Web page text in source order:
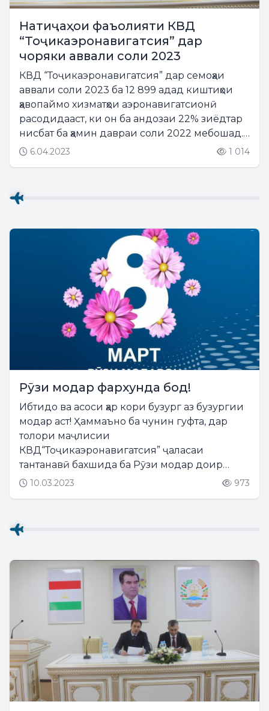
Натиҷаҳои фаъолияти КВД
“Тоҷикаэронавигатсия” дар
чоряки аввали соли 2023
КВД “Тоҷикаэронавигатсия” дар семоҳаи
аввали соли 2023 ба 12 899 адад киштиҳои
ҳавопаймо хизматҳои аэронавигатсионӣ
расодидааст, ки он ба андозаи 22% зиёдтар
нисбат ба ҳамин давраи соли 2022 мебошад.
Ин нишондод санаи 6-ми апрели соли 2023
6.04.2023 1 014
Рӯзи модар фархунда бод!
Ибтидо ва асоси ҳар кори бузург аз бузургии
модар аст! Ҳаммаъно ба чунин гуфта, дар
толори маҷлисии
КВД“Тоҷикаэронавигатсия” ҷаласаи
тантанавӣ бахшида ба Рӯзи модар доир
гардид. Дар он ҳайати роҳбарикунанда занону
ми март...
10.03.2023 973